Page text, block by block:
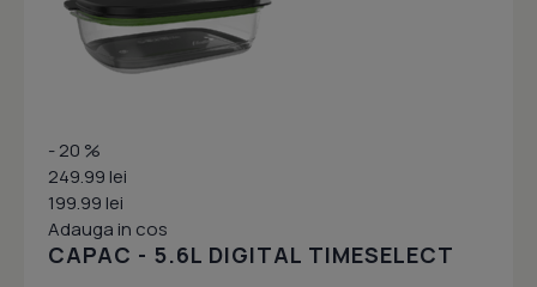
- 20 %
249.99 lei
199.99 lei
Adauga in cos
CAPAC - 5.6L DIGITAL TIMESELECT